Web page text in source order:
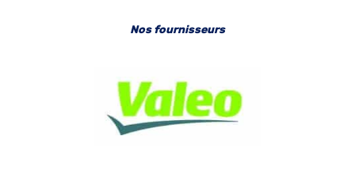
Nos fournisseurs